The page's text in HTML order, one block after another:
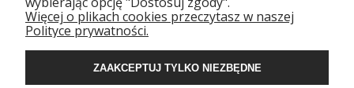
POMOC
DOSTAWA
Więcej o plikach cookies przeczytasz w naszej
Polityce prywatności.
ZAAKCEPTUJ TYLKO NIEZBĘDNE